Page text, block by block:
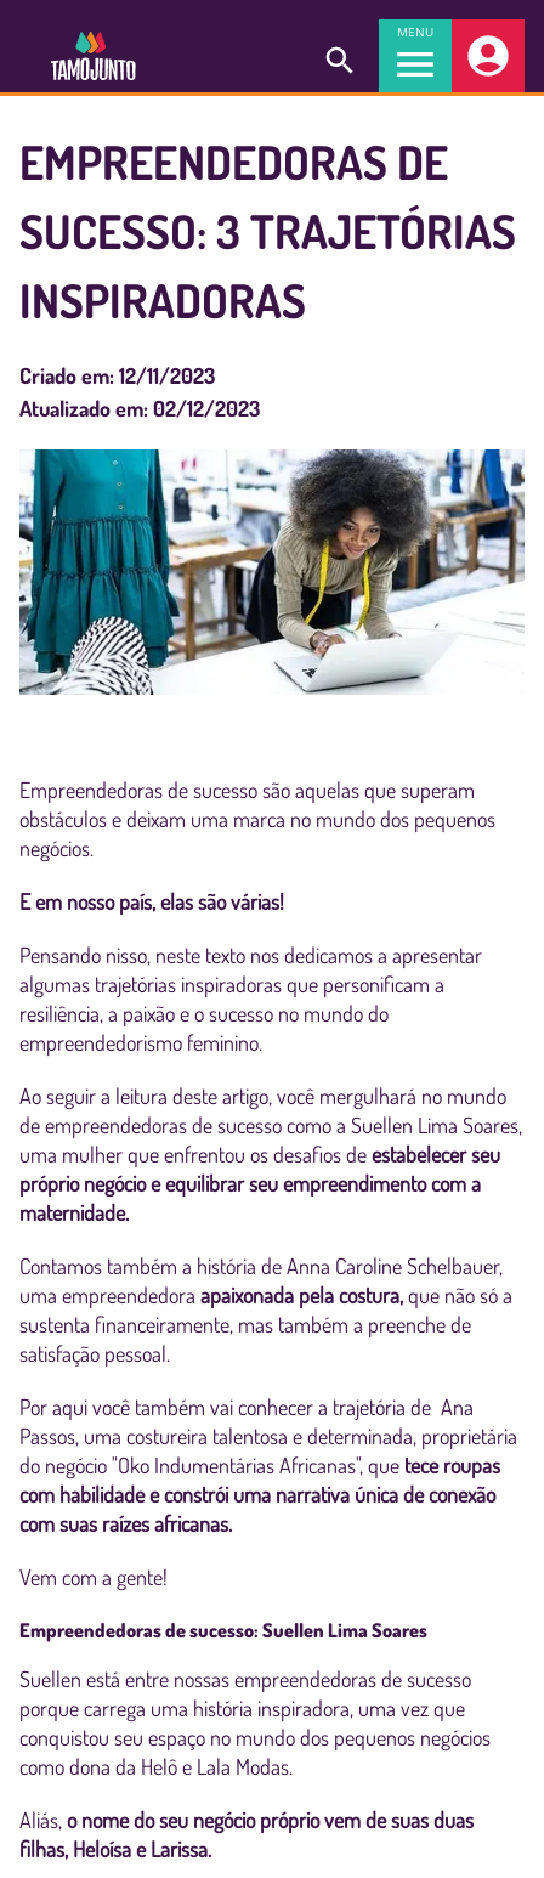
MENU
EMPREENDEDORAS DE
SUCESSO: 3 TRAJETÓRIAS
INSPIRADORAS
Criado em:12/11/2023
Atualizado em:02/12/2023
Empreendedoras de sucesso são aquelas que superam
obstáculos e deixam uma marca no mundo dos pequenos
negócios.
E em nosso país, elas são várias!
Pensando nisso, neste texto nos dedicamos a apresentar
algumas trajetórias inspiradoras que personificam a
resiliência, a paixão e o sucesso no mundo do
empreendedorismo feminino.
Ao seguir a leitura deste artigo, você mergulhará no mundo
de empreendedoras de sucesso como a Suellen Lima Soares,
uma mulher que enfrentou os desafios deestabelecer seu
próprio negócio e equilibrar seu empreendimento com a
maternidade.
Contamos também a história de Anna Caroline Schelbauer,
uma empreendedora apaixonada pela costura,que não só a
sustenta financeiramente, mas também a preenche de
satisfação pessoal.
Por aqui você também vai conhecer a trajetória de Ana
Passos, uma costureira talentosa e determinada, proprietária
do negócio "Oko Indumentárias Africanas", que tece roupas
com habilidade e constrói uma narrativa única de conexão
com suas raízes africanas.
Vem com a gente!
Empreendedoras de sucesso: Suellen Lima Soares
Suellen está entre nossas empreendedoras de sucesso
porque carrega uma história inspiradora, uma vez que
conquistou seu espaço no mundo dos pequenos negócios
como dona da Helô e Lala Modas.
Aliás, o nome do seu negócio próprio vem de suas duas
filhas, Heloísa e Larissa.